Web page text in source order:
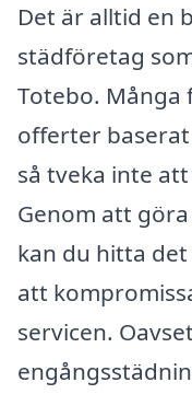
Det är alltid en
städföretag
Totebo. Många
offerter
så tveka inte
Genom att
kan du hitta
att
servicen.